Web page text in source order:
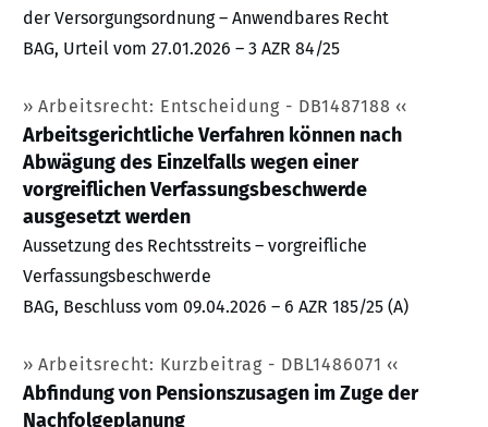
der Versorgungsordnung – Anwendbares Recht
BAG, Urteil vom 27.01.2026 – 3 AZR 84/25
Arbeitsrecht: Entscheidung - DB1487188
Arbeitsgerichtliche Verfahren können nach
Abwägung des Einzelfalls wegen einer
vorgreiflichen Verfassungsbeschwerde
ausgesetzt werden
Aussetzung des Rechtsstreits – vorgreifliche
Verfassungsbeschwerde
BAG, Beschluss vom 09.04.2026 – 6 AZR 185/25 (A)
Arbeitsrecht: Kurzbeitrag - DBL1486071
Abfindung von Pensionszusagen im Zuge der
Nachfolgeplanung